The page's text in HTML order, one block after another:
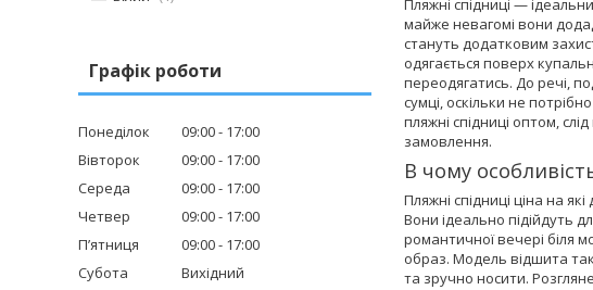
Пляжні спідниці —
майже невагомі вони
стануть додатковим
одягається поверх
переодягатись. До речі,
сумці, оскільки не
пляжні спідниці оптом,
замовлення.
В чому
Пляжні спідниці ціна на
Вони ідеально підійдуть
романтичної вечері біля
образ. Модель відшита
та зручно носити.
Графік роботи
Понеділок 09:00
17:00
Вівторок
09:00
17:00
Середа
09:00
17:00
Четвер
09:00
17:00
Пʼятниця
09:00
17:00
Субота
Вихідний